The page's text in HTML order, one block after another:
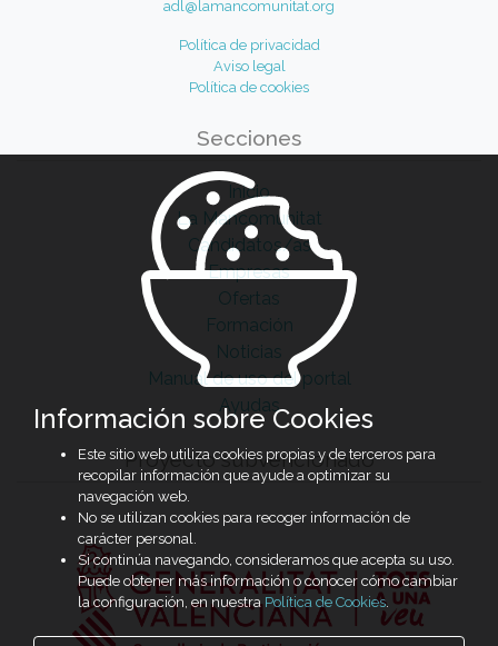
adl@lamancomunitat.org
Política de privacidad
Aviso legal
Política de cookies
Secciones
Inicio
La Mancomunitat
Candidatos/as
Empresas
Ofertas
Formación
Noticias
Manual de uso del portal
Ayudas
Proyecto subvencionado
Información sobre Cookies
Este sitio web utiliza cookies propias y de terceros para
recopilar información que ayude a optimizar su
navegación web.
No se utilizan cookies para recoger información de
carácter personal.
Si continúa navegando, consideramos que acepta su uso.
Puede obtener más información o conocer cómo cambiar
la configuración, en nuestra Política de Cookies.